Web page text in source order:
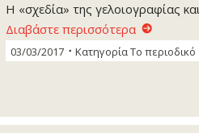
Η «σχεδία» της γελοιογραφίας
Διαβάστε περισσότερα
03/03/2017 ΚατηγορίαΤο περιοδικό